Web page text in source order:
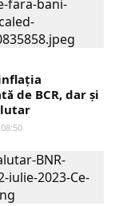
de BCR, dar şi